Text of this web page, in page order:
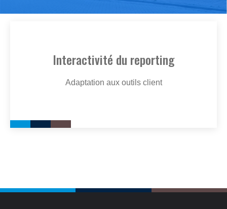
Interactivité du reporting
Adaptation aux outils client